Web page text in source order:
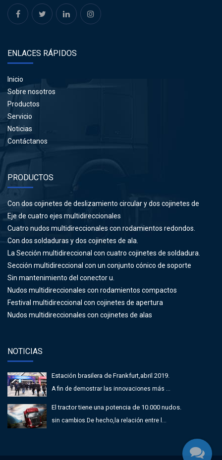
ENLACES RÁPIDOS
Inicio
Sobre nosotros
Productos
Servicio
Noticias
Contáctanos
PRODUCTOS
Con dos cojinetes de deslizamiento circular y dos cojinetes de
soldadura.
Eje de cuatro ejes multidireccionales
Cuatro nudos multidireccionales con rodamientos redondos.
Con dos soldaduras y dos cojinetes de ala.
La Sección multidireccional con cuatro cojinetes de soldadura.
Sección multidireccional con un conjunto cónico de soporte
Sin mantenimiento del conector u.
Nudos multidireccionales con rodamientos compactos
Festival multidireccional con cojinetes de apertura
Nudos multidireccionales con cojinetes de alas
NOTICIAS
Estación brasilera de Frankfurt,abril 2019.
A fin de demostrar las innovaciones más ...
El tractor tiene una potencia de 10.000 nudos.
sin cambios.De hecho,la relación entre l...